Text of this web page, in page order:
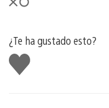
¿Te ha gustado esto?
Me
gusta
esto